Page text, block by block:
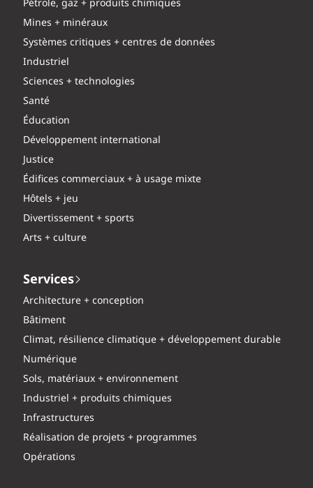
Pétrole, gaz + produits chimiques
Mines + minéraux
Systèmes critiques + centres de données
Industriel
Sciences + technologies
Santé
Éducation
Développement international
Justice
Édifices commerciaux + à usage mixte
Hôtels + jeu
Divertissement + sports
Arts + culture
Services
Architecture + conception
Bâtiment
Climat, résilience climatique + développement durable
Numérique
Sols, matériaux + environnement
Industriel + produits chimiques
Infrastructures
Réalisation de projets + programmes
Opérations